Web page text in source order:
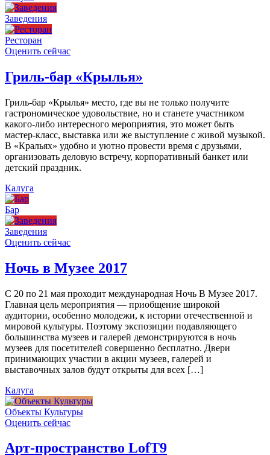
Заведения
Ресторан
Оценить сейчас
Гриль-бар «Крылья»
Гриль-бар «Крылья» место, где вы не только получите
гастрономическое удовольствие, но и станете участником
какого-либо интересного мероприятия, это может быть
мастер-класс, выставка или же выступление с живой музыкой.
В «Кральях» удобно и уютно провести время с друзьями,
организовать деловую встречу, корпоративный банкет или
детский праздник.
Калуга
Бар
Заведения
Оценить сейчас
Ночь в Музее 2017
С 20 по 21 мая проходит международная Ночь В Музее 2017.
Главная цель мероприятия — приобщение широкой
аудитории, особенно молодежи, к истории отечественной и
мировой культуры. Поэтому экспозиции подавляющего
большинства музеев и галерей демонстрируются в ночь
музеев для посетителей совершенно бесплатно. Двери
принимающих участии в акции музеев, галерей и
выставочных залов будут открыты для всех […]
Калуга
Объекты Культуры
Оценить сейчас
Арт-пространство LofT9